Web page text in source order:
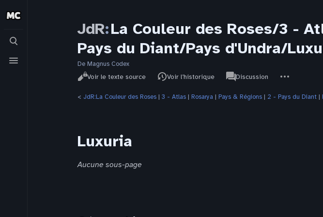
Basculer
recherche
Basculer
le
JdR:La Couleur des Roses/3 -
Pays du Diant/Pays d'Undra/
De Magnus Codex
Affichages
LireVoir le texte source Voir l’historique
associated-
pages
JdRDiscussion
actions
< JdR:La Couleur des Roses ‎ | 3 - Atlas ‎ | Rosarya ‎ | Pays & Régions ‎ | 2 - Pays du Diant ‎ |
Luxuria
Aucune sous-page